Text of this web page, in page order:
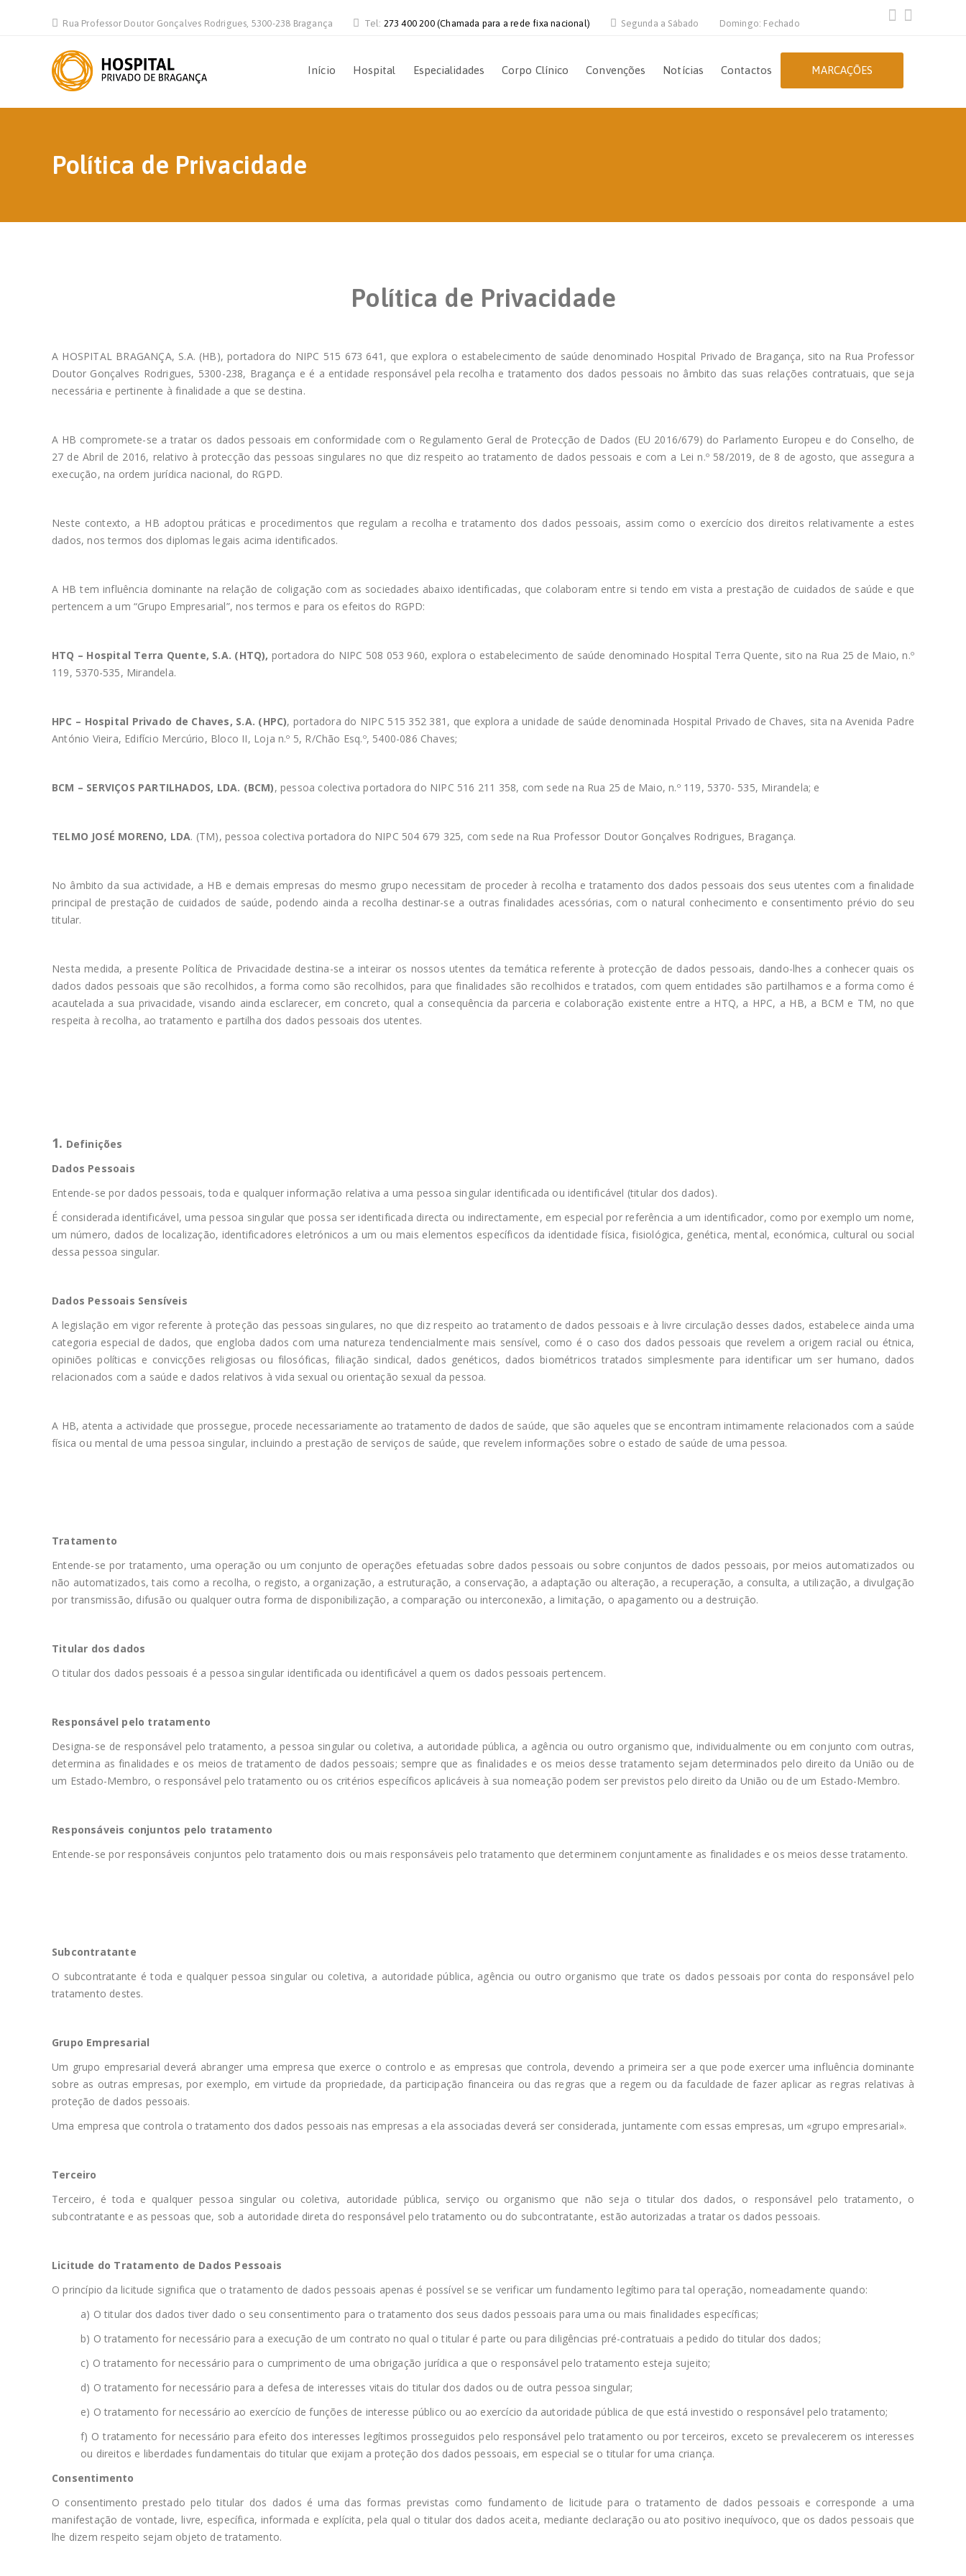
Rua Professor Doutor Gonçalves Rodrigues, 5300-238 Bragança Tel: 273 400 200 (Chamada para a rede fixa nacional) Segunda a Sábado Domingo: Fechado
Início Hospital Especialidades Corpo Clínico Convenções Notícias Contactos MARCAÇÕES
Política de Privacidade
Política de Privacidade
A HOSPITAL BRAGANÇA, S.A. (HB), portadora do NIPC 515 673 641, que explora o estabelecimento de saúde denominado Hospital Privado de Bragança, sito na Rua Professor
Doutor Gonçalves Rodrigues, 5300-238, Bragança e é a entidade responsável pela recolha e tratamento dos dados pessoais no âmbito das suas relações contratuais, que seja
necessária e pertinente à finalidade a que se destina.
A HB compromete-se a tratar os dados pessoais em conformidade com o Regulamento Geral de Protecção de Dados (EU 2016/679) do Parlamento Europeu e do Conselho, de
27 de Abril de 2016, relativo à protecção das pessoas singulares no que diz respeito ao tratamento de dados pessoais e com a Lei n.º 58/2019, de 8 de agosto, que assegura a
execução, na ordem jurídica nacional, do RGPD.
Neste contexto, a HB adoptou práticas e procedimentos que regulam a recolha e tratamento dos dados pessoais, assim como o exercício dos direitos relativamente a estes
dados, nos termos dos diplomas legais acima identificados.
A HB tem influência dominante na relação de coligação com as sociedades abaixo identificadas, que colaboram entre si tendo em vista a prestação de cuidados de saúde e que
pertencem a um “Grupo Empresarial”, nos termos e para os efeitos do RGPD:
HTQ – Hospital Terra Quente, S.A. (HTQ), portadora do NIPC 508 053 960, explora o estabelecimento de saúde denominado Hospital Terra Quente, sito na Rua 25 de Maio, n.º
119, 5370-535, Mirandela.
HPC – Hospital Privado de Chaves, S.A. (HPC), portadora do NIPC 515 352 381, que explora a unidade de saúde denominada Hospital Privado de Chaves, sita na Avenida Padre
António Vieira, Edifício Mercúrio, Bloco II, Loja n.º 5, R/Chão Esq.º, 5400-086 Chaves;
BCM – SERVIÇOS PARTILHADOS, LDA. (BCM), pessoa colectiva portadora do NIPC 516 211 358, com sede na Rua 25 de Maio, n.º 119, 5370- 535, Mirandela; e
TELMO JOSÉ MORENO, LDA. (TM), pessoa colectiva portadora do NIPC 504 679 325, com sede na Rua Professor Doutor Gonçalves Rodrigues, Bragança.
No âmbito da sua actividade, a HB e demais empresas do mesmo grupo necessitam de proceder à recolha e tratamento dos dados pessoais dos seus utentes com a finalidade
principal de prestação de cuidados de saúde, podendo ainda a recolha destinar-se a outras finalidades acessórias, com o natural conhecimento e consentimento prévio do seu
titular.
Nesta medida, a presente Política de Privacidade destina-se a inteirar os nossos utentes da temática referente à protecção de dados pessoais, dando-lhes a conhecer quais os
dados dados pessoais que são recolhidos, a forma como são recolhidos, para que finalidades são recolhidos e tratados, com quem entidades são partilhamos e a forma como é
acautelada a sua privacidade, visando ainda esclarecer, em concreto, qual a consequência da parceria e colaboração existente entre a HTQ, a HPC, a HB, a BCM e TM, no que
respeita à recolha, ao tratamento e partilha dos dados pessoais dos utentes.
1. Definições
Dados Pessoais
Entende-se por dados pessoais, toda e qualquer informação relativa a uma pessoa singular identificada ou identificável (titular dos dados).
É considerada identificável, uma pessoa singular que possa ser identificada directa ou indirectamente, em especial por referência a um identificador, como por exemplo um nome,
um número, dados de localização, identificadores eletrónicos a um ou mais elementos específicos da identidade física, fisiológica, genética, mental, económica, cultural ou social
dessa pessoa singular.
Dados Pessoais Sensíveis
A legislação em vigor referente à proteção das pessoas singulares, no que diz respeito ao tratamento de dados pessoais e à livre circulação desses dados, estabelece ainda uma
categoria especial de dados, que engloba dados com uma natureza tendencialmente mais sensível, como é o caso dos dados pessoais que revelem a origem racial ou étnica,
opiniões políticas e convicções religiosas ou filosóficas, filiação sindical, dados genéticos, dados biométricos tratados simplesmente para identificar um ser humano, dados
relacionados com a saúde e dados relativos à vida sexual ou orientação sexual da pessoa.
A HB, atenta a actividade que prossegue, procede necessariamente ao tratamento de dados de saúde, que são aqueles que se encontram intimamente relacionados com a saúde
física ou mental de uma pessoa singular, incluindo a prestação de serviços de saúde, que revelem informações sobre o estado de saúde de uma pessoa.
Tratamento
Entende-se por tratamento, uma operação ou um conjunto de operações efetuadas sobre dados pessoais ou sobre conjuntos de dados pessoais, por meios automatizados ou
não automatizados, tais como a recolha, o registo, a organização, a estruturação, a conservação, a adaptação ou alteração, a recuperação, a consulta, a utilização, a divulgação
por transmissão, difusão ou qualquer outra forma de disponibilização, a comparação ou interconexão, a limitação, o apagamento ou a destruição.
Titular dos dados
O titular dos dados pessoais é a pessoa singular identificada ou identificável a quem os dados pessoais pertencem.
Responsável pelo tratamento
Designa-se de responsável pelo tratamento, a pessoa singular ou coletiva, a autoridade pública, a agência ou outro organismo que, individualmente ou em conjunto com outras,
determina as finalidades e os meios de tratamento de dados pessoais; sempre que as finalidades e os meios desse tratamento sejam determinados pelo direito da União ou de
um Estado-Membro, o responsável pelo tratamento ou os critérios específicos aplicáveis à sua nomeação podem ser previstos pelo direito da União ou de um Estado-Membro.
Responsáveis conjuntos pelo tratamento
Entende-se por responsáveis conjuntos pelo tratamento dois ou mais responsáveis pelo tratamento que determinem conjuntamente as finalidades e os meios desse tratamento.
Subcontratante
O subcontratante é toda e qualquer pessoa singular ou coletiva, a autoridade pública, agência ou outro organismo que trate os dados pessoais por conta do responsável pelo
tratamento destes.
Grupo Empresarial
Um grupo empresarial deverá abranger uma empresa que exerce o controlo e as empresas que controla, devendo a primeira ser a que pode exercer uma influência dominante
sobre as outras empresas, por exemplo, em virtude da propriedade, da participação financeira ou das regras que a regem ou da faculdade de fazer aplicar as regras relativas à
proteção de dados pessoais.
Uma empresa que controla o tratamento dos dados pessoais nas empresas a ela associadas deverá ser considerada, juntamente com essas empresas, um «grupo empresarial».
Terceiro
Terceiro, é toda e qualquer pessoa singular ou coletiva, autoridade pública, serviço ou organismo que não seja o titular dos dados, o responsável pelo tratamento, o
subcontratante e as pessoas que, sob a autoridade direta do responsável pelo tratamento ou do subcontratante, estão autorizadas a tratar os dados pessoais.
Licitude do Tratamento de Dados Pessoais
O princípio da licitude significa que o tratamento de dados pessoais apenas é possível se se verificar um fundamento legítimo para tal operação, nomeadamente quando:
a) O titular dos dados tiver dado o seu consentimento para o tratamento dos seus dados pessoais para uma ou mais finalidades específicas;
b) O tratamento for necessário para a execução de um contrato no qual o titular é parte ou para diligências pré-contratuais a pedido do titular dos dados;
c) O tratamento for necessário para o cumprimento de uma obrigação jurídica a que o responsável pelo tratamento esteja sujeito;
d) O tratamento for necessário para a defesa de interesses vitais do titular dos dados ou de outra pessoa singular;
e) O tratamento for necessário ao exercício de funções de interesse público ou ao exercício da autoridade pública de que está investido o responsável pelo tratamento;
f) O tratamento for necessário para efeito dos interesses legítimos prosseguidos pelo responsável pelo tratamento ou por terceiros, exceto se prevalecerem os interesses
ou direitos e liberdades fundamentais do titular que exijam a proteção dos dados pessoais, em especial se o titular for uma criança.
Consentimento
O consentimento prestado pelo titular dos dados é uma das formas previstas como fundamento de licitude para o tratamento de dados pessoais e corresponde a uma
manifestação de vontade, livre, específica, informada e explícita, pela qual o titular dos dados aceita, mediante declaração ou ato positivo inequívoco, que os dados pessoais que
lhe dizem respeito sejam objeto de tratamento.